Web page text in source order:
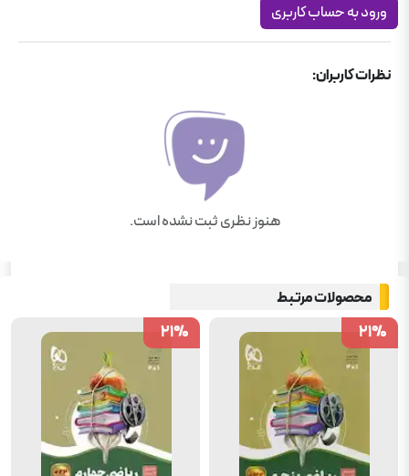
ورود به حساب کاربری
نظرات کاربران:
هنوز نظری ثبت نشده است.
محصولات مرتبط
21%
21%
21%
21%